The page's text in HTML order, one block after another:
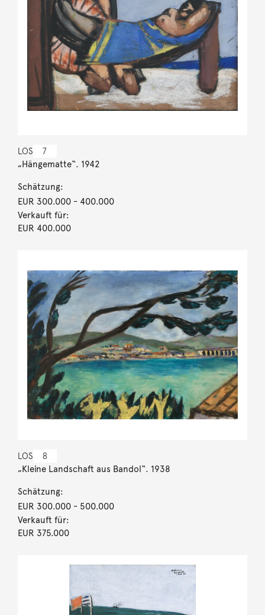
LOS 7
„Hängematte“. 1942
Schätzung:
EUR 300.000- 400.000
Verkauft für:
EUR 400.000
LOS 8
„Kleine Landschaft aus Bandol“. 1938
Schätzung:
EUR 300.000- 500.000
Verkauft für:
EUR 375.000